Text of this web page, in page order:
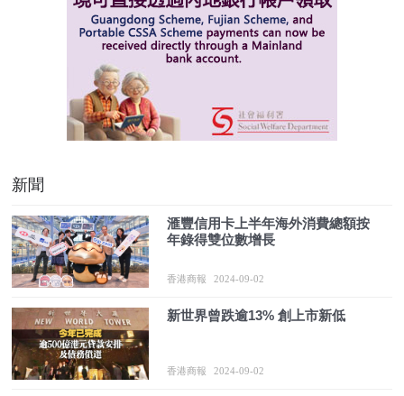
新聞
滙豐信用卡上半年海外消費總額按
年錄得雙位數增長
香港商報 2024-09-02
新世界曾跌逾13% 創上市新低
香港商報 2024-09-02